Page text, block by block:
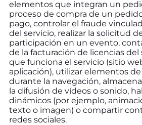
elementos que integran un
proceso de compra de un
pago, controlar el fraude
del servicio, realizar la solicitud
participación en un evento,
de la facturación de licencias del
que funciona el servicio (sitio
aplicación), utilizar elementos
durante la navegación,
la difusión de vídeos o sonido,
dinámicos (por ejemplo,
texto o imagen) o compartir
redes sociales.